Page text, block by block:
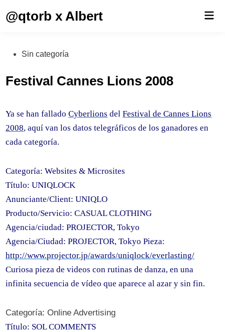
@qtorb x Albert
Publicado
Sin categoría
Festival Cannes Lions 2008
Ya se han falladoCyberlions delFestival de Cannes Lions
2008, aquí van los datos telegráficos de los ganadores en
cada categoría.
Categoría: Websites & Microsites
Título: UNIQLOCK
Anunciante/Client: UNIQLO
Producto/Servicio: CASUAL CLOTHING
Agencia/ciudad: PROJECTOR, Tokyo
Agencia/Ciudad: PROJECTOR, Tokyo Pieza:
http://www.projector.jp/awards/uniqlock/everlasting/
Curiosa pieza de videos con rutinas de danza, en una
infinita secuencia de vídeo que aparece al azar y sin fin.
Categoría: Online Advertising
Título: SOL COMMENTS